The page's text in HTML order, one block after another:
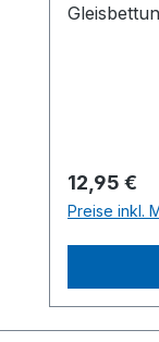
Regulärer
12,95 €
Preise inkl.